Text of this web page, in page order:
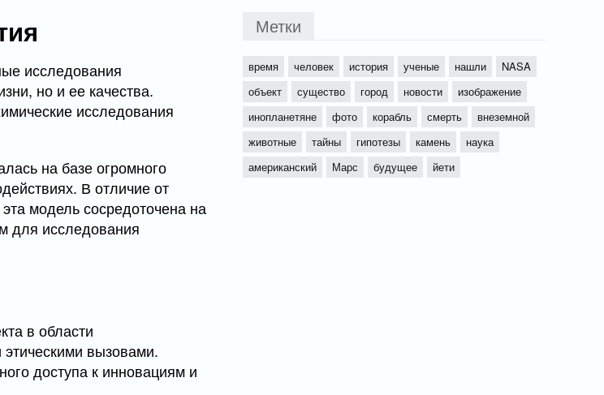
исследования
но и ее качества.
исследования
на базе огромного
В отличие от
модель сосредоточена на
для исследования
в области
вызовами.
доступа к инновациям и
Метки
время человек история ученые нашли
NASA
объект
существо город новости
изображение
инопланетяне
фото корабль смерть
внеземной
животные
тайны гипотезы камень
наука
американский
Марс будущее йети